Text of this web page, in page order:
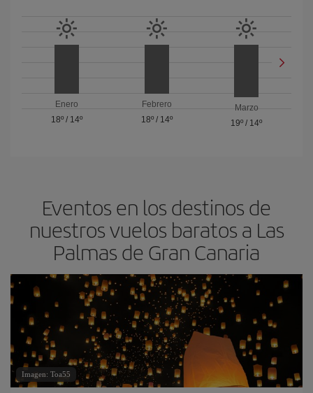
Enero
18º/ 14º
Febrero
18º/ 14º
Marzo
19º / 14º
Eventos en los destinos de
nuestros vuelos baratos a Las
Palmas de Gran Canaria
Imagen: Toa55